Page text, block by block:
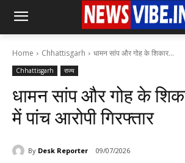
Home Chhattisgarh धामन सांप और गोह के शिकार...
Chhattisgarh राज्य
धामन सांप और गोह के
में पांच आरोपी गिरफ्तार
By Desk Reporter 09/07/2026